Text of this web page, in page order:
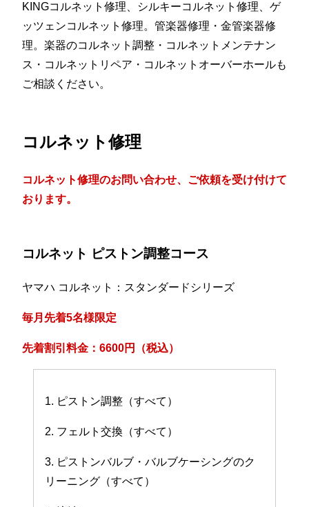
KINGコルネット修理、シルキーコルネット修理、ゲ
ッツェンコルネット修理。管楽器修理・金管楽器修
理。楽器のコルネット調整・コルネットメンテナン
ス・コルネットリペア・コルネットオーバーホールも
ご相談ください。
コルネット修理
コルネット修理のお問い合わせ、ご依頼を受け付けて
おります。
コルネット ピストン調整コース
ヤマハ コルネット：スタンダードシリーズ
毎月先着5名様限定
先着割引料金：6600円（税込）
1. ピストン調整（すべて）
2. フェルト交換（すべて）
3. ピストンバルブ・バルブケーシングのク
リーニング（すべて）